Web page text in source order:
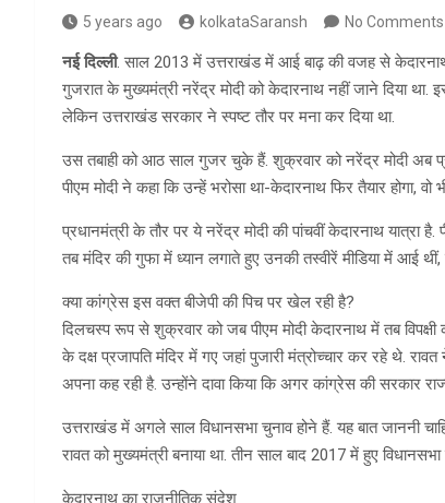
5 years ago kolkataSaransh No Comments
नई दिल्ली. साल 2013 में उत्तराखंड में आई बाढ़ की वजह से
गुजरात के मुख्यमंत्री नरेंद्र मोदी को केदारनाथ नहीं जाने दिया
लेकिन उत्तराखंड सरकार ने स्पष्ट तौर पर मना कर दिया था.
उस तबाही को आठ साल गुजर चुके हैं. शुक्रवार को नरेंद्र मोदी अब
पीएम मोदी ने कहा कि उन्हें भरोसा था-केदारनाथ फिर तैयार होगा,
प्रधानमंत्री के तौर पर ये नरेंद्र मोदी की पांचवीं केदारनाथ यात्रा
तब मंदिर की गुफा में ध्यान लगाते हुए उनकी तस्वीरें मीडिया में आई
क्या कांग्रेस इस वक्त बीजेपी की पिच पर खेल रही है?
दिलचस्प रूप से शुक्रवार को जब पीएम मोदी केदारनाथ में तब विपक्षी
के दक्ष प्रजापति मंदिर में गए जहां पुजारी मंत्रोच्चार कर रहे थे.
अपना कह रही है. उन्होंने दावा किया कि अगर कांग्रेस की सरकार
उत्तराखंड में अगले साल विधानसभा चुनाव होने हैं. यह बात जाननी
रावत को मुख्यमंत्री बनाया था. तीन साल बाद 2017 में हुए
केदारनाथ का राजनीतिक संदेश